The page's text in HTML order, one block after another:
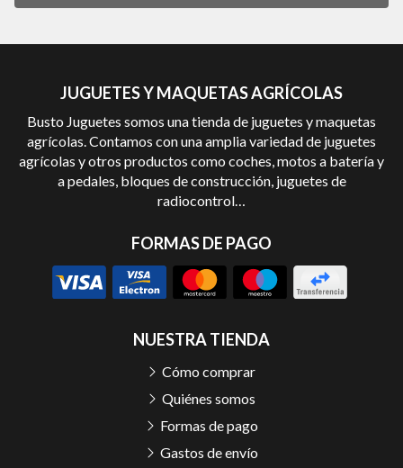
JUGUETES Y MAQUETAS AGRÍCOLAS
Busto Juguetes somos una tienda de juguetes y maquetas
agrícolas. Contamos con una amplia variedad de juguetes
agrícolas y otros productos como coches, motos a batería y
a pedales, bloques de construcción, juguetes de
radiocontrol…
FORMAS DE PAGO
NUESTRA TIENDA
Cómo comprar
Quiénes somos
Formas de pago
Gastos de envío